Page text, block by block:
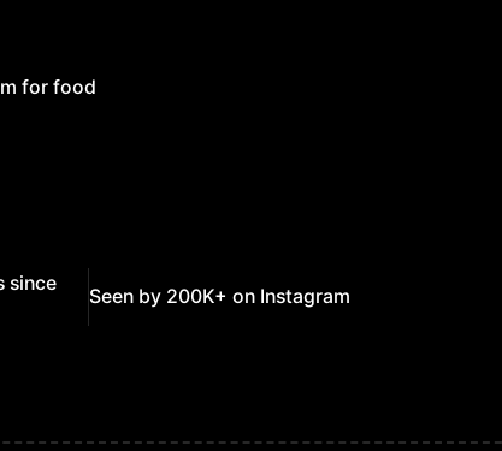
for food
since
Seen by 200K+ on Instagram